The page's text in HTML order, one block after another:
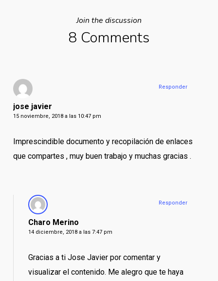
Join the discussion
8 Comments
jose javier
15 noviembre, 2018 a las 10:47 pm
Imprescindible documento y recopilación de enlaces
que compartes , muy buen trabajo y muchas gracias .
Responder
Charo Merino
14 diciembre, 2018 a las 7:47 pm
Gracias a ti Jose Javier por comentar y
visualizar el contenido. Me alegro que te haya
Responder